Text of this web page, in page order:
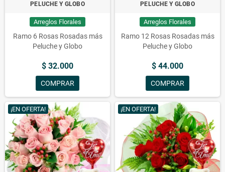
PELUCHE Y GLOBO
Arreglos Florales
Ramo 6 Rosas Rosadas más
Peluche y Globo
$ 32.000
COMPRAR
PELUCHE Y GLOBO
Arreglos Florales
Ramo 12 Rosas Rosadas más
Peluche y Globo
$ 44.000
COMPRAR
¡EN OFERTA! ¡EN OFERTA!